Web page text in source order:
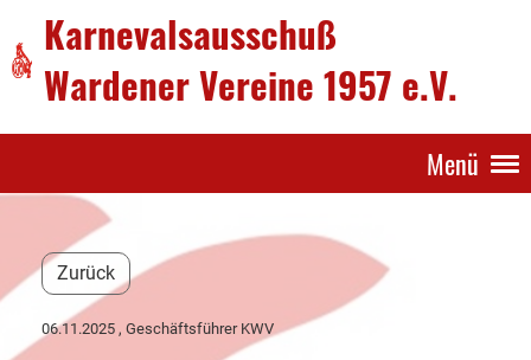
Karnevalsausschuß
Wardener Vereine 1957 e.V.
Menü
Zurück
06.11.2025 , Geschäftsführer KWV